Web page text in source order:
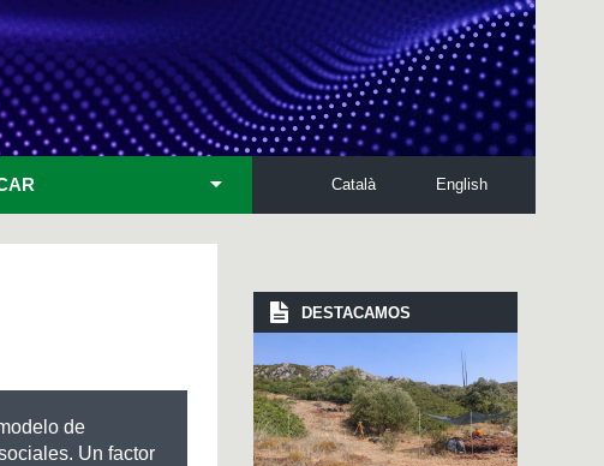
English
Català
de
Un factor
DESTACAMOS